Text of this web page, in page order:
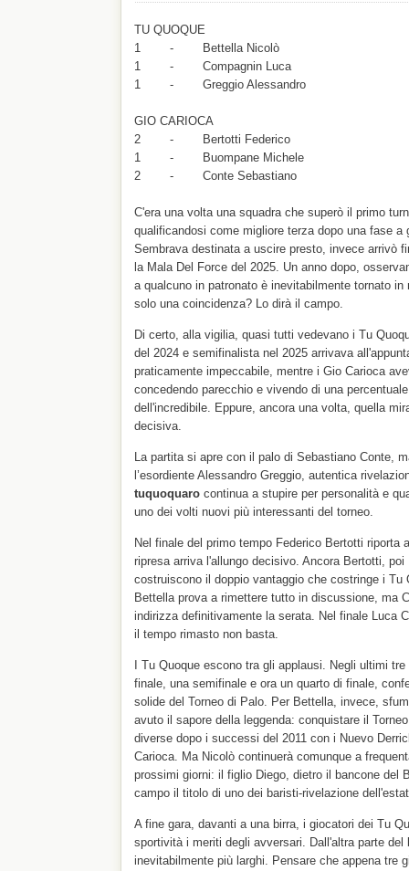
TU QUOQUE
1 - Bettella Nicolò
1 - Compagnin Luca
1 - Greggio Alessandro
GIO CARIOCA
2 - Bertotti Federico
1 - Buompane Michele
2 - Conte Sebastiano
C'era una volta una squadra che superò il primo
qualificandosi come migliore terza dopo una fase a
Sembrava destinata a uscire presto, invece arrivò
la Mala Del Force del 2025. Un anno dopo,
a qualcuno in patronato è inevitabilmente tornato in
solo una coincidenza? Lo dirà il campo.
Di certo, alla vigilia, quasi tutti vedevano i Tu
del 2024 e semifinalista nel 2025 arrivava
praticamente impeccabile, mentre i Gio Carioca
concedendo parecchio e vivendo di una
dell'incredibile. Eppure, ancora una volta, quella
decisiva.
La partita si apre con il palo di Sebastiano Conte,
l’esordiente Alessandro Greggio, autentica
tuquoquarocontinua a stupire per personalità e
uno dei volti nuovi più interessanti del torneo.
Nel finale del primo tempo Federico Bertotti riporta
ripresa arriva l'allungo decisivo. Ancora Bertotti, poi
costruiscono il doppio vantaggio che costringe i Tu
Bettella prova a rimettere tutto in discussione, ma
indirizza definitivamente la serata. Nel finale Luca
il tempo rimasto non basta.
I Tu Quoque escono tra gli applausi. Negli ultimi
finale, una semifinale e ora un quarto di finale,
solide del Torneo di Palo. Per Bettella, invece,
avuto il sapore della leggenda: conquistare il
diverse dopo i successi del 2011 con i Nuevo
Carioca. Ma Nicolò continuerà comunque a
prossimi giorni: il figlio Diego, dietro il bancone del
campo il titolo di uno dei baristi-rivelazione
A fine gara, davanti a una birra, i giocatori dei Tu
sportività i meriti degli avversari. Dall'altra parte
inevitabilmente più larghi. Pensare che appena tre